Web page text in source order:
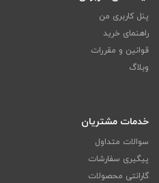
پنل کاربری من
راهنمای خرید
قوانین و مقررات
وبلاگ
خدمات مشتریان
سوالات متداول
پیگیری سفارشات
گارانتی محصولات